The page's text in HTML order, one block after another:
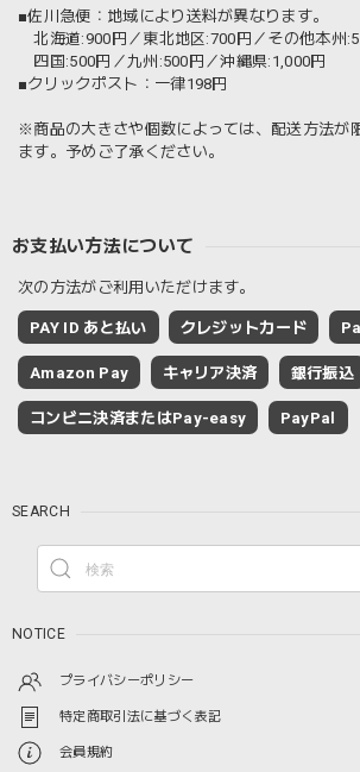
■佐川急便：地域により送料が異なります。
北海道:900円／東北地区:700円／その他本州
四国:500円／九州:500円／沖縄県:1,000円
■クリックポスト：一律198円
※商品の大きさや個数によっては、配送方法が
ます。予めご了承ください。
お支払い方法について
次の方法がご利用いただけます。
PAY ID あと払い クレジットカード
Amazon Pay キャリア決済 銀行振込
コンビニ決済またはPay-easy PayPal
SEARCH
NOTICE
プライバシーポリシー
特定商取引法に基づく表記
会員規約